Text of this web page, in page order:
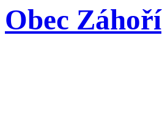
Obec Záhoří